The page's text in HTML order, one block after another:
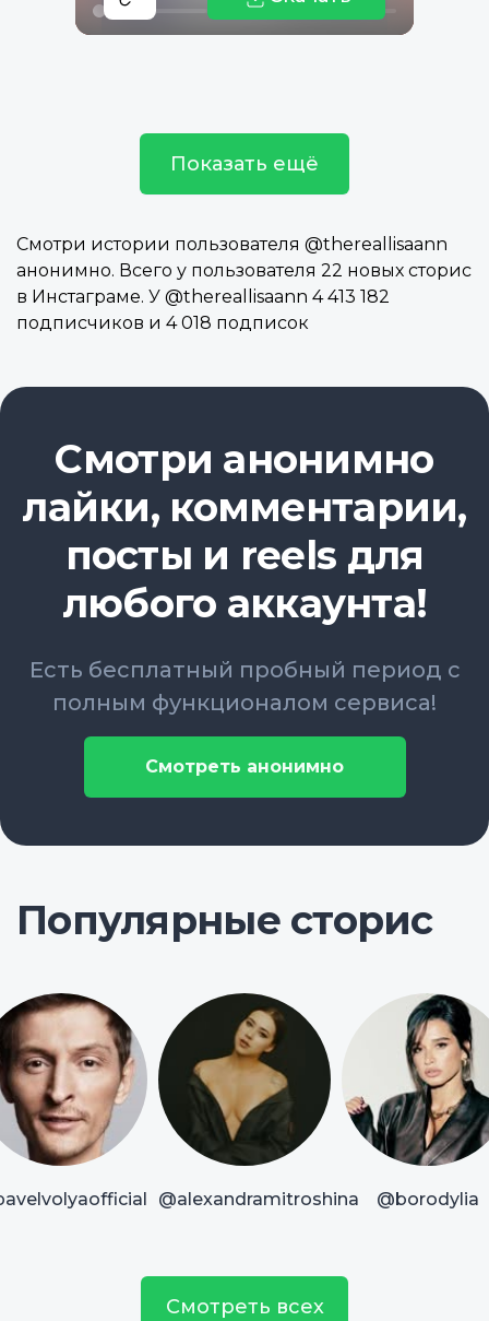
Показать ещё
Смотри истории пользователя @thereallisaann
анонимно. Всего у пользователя 22 новых сторис
в Инстаграме. У @thereallisaann 4 413 182
подписчиков и 4 018 подписок
Смотри анонимно
лайки, комментарии,
посты и reels для
любого аккаунта!
Есть бесплатный пробный период с
полным функционалом сервиса!
Смотреть анонимно
Популярные сторис
@alexandramitroshina @borodylia
Смотреть всех